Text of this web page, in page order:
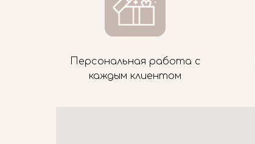
Персональная работа с
каждым клиентом